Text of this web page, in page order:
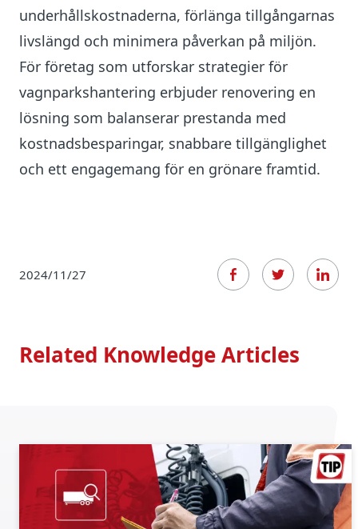
underhållskostnaderna, förlänga tillgångarnas
livslängd och minimera påverkan på miljön.
För företag som utforskar strategier för
vagnparkshantering erbjuder renovering en
lösning som balanserar prestanda med
kostnadsbesparingar, snabbare tillgänglighet
och ett engagemang för en grönare framtid.
2024/11/27
Related Knowledge Articles